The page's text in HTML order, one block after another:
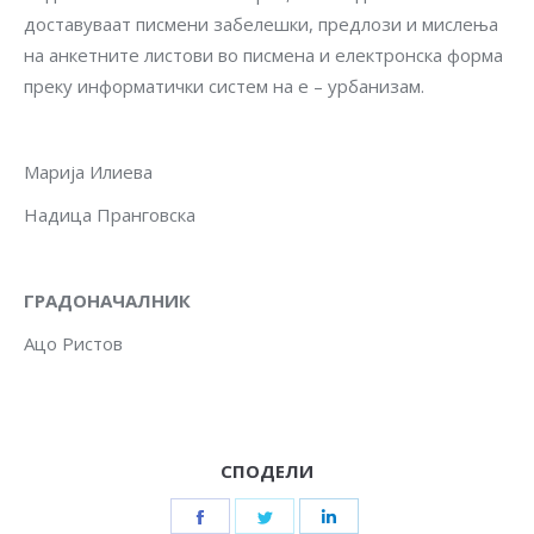
доставуваат писмени забелешки, предлози и мислења
на анкетните листови во писмена и електронска форма
преку информатички систем на е – урбанизам.
Марија Илиева
Надица Пранговска
ГРАДОНАЧАЛНИК
Ацо Ристов
СПОДЕЛИ
Share
Share